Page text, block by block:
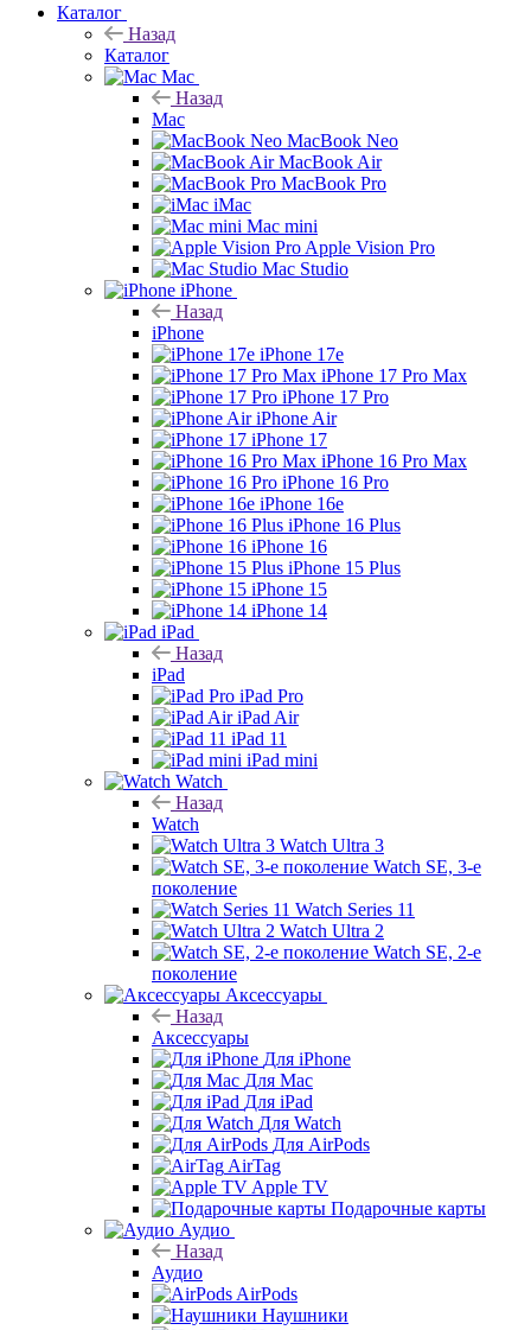
Каталог
Назад
Каталог
Mac
Назад
Mac
MacBook Neo
MacBook Air
MacBook Pro
iMac
Mac mini
Apple Vision Pro
Mac Studio
iPhone
Назад
iPhone
iPhone 17e
iPhone 17 Pro Max
iPhone 17 Pro
iPhone Air
iPhone 17
iPhone 16 Pro Max
iPhone 16 Pro
iPhone 16e
iPhone 16 Plus
iPhone 16
iPhone 15 Plus
iPhone 15
iPhone 14
iPad
Назад
iPad
iPad Pro
iPad Air
iPad 11
iPad mini
Watch
Назад
Watch
Watch Ultra 3
Watch SE, 3-е
поколение
Watch Series 11
Watch Ultra 2
Watch SE, 2-е
поколение
Аксессуары
Назад
Аксессуары
Для iPhone
Для Mac
Для iPad
Для Watch
Для AirPods
AirTag
Apple TV
Подарочные карты
Аудио
Назад
Аудио
AirPods
Наушники